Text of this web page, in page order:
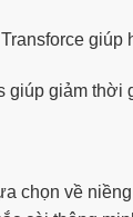
giúp
giúp giảm thời
chọn về